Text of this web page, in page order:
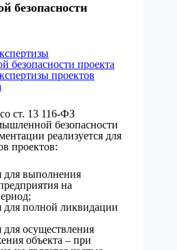
безопасности
безопасности проекта
проектов
ст. 13 116-ФЗ
безопасности
реализуется для
проектов:
для выполнения
на
для полной ликвидации
для осуществления
объекта – при